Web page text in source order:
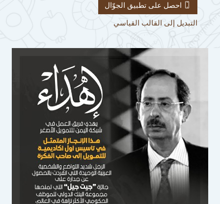
احصل على تطبيق الجوّال
التبديل إلى القالب القياسي